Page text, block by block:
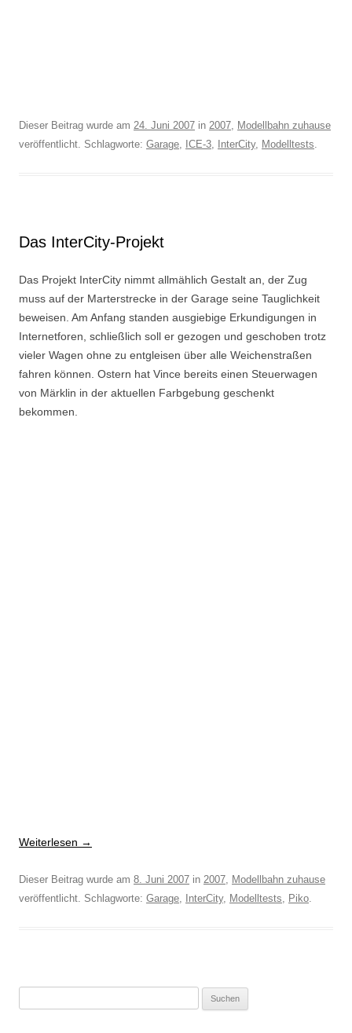
Dieser Beitrag wurde am 24. Juni 2007 in 2007, Modellbahn zuhause
veröffentlicht. Schlagworte: Garage, ICE-3, InterCity, Modelltests.
Das InterCity-Projekt
Das Projekt InterCity nimmt allmählich Gestalt an, der Zug
muss auf der Marterstrecke in der Garage seine Tauglichkeit
beweisen. Am Anfang standen ausgiebige Erkundigungen in
Internetforen, schließlich soll er gezogen und geschoben trotz
vieler Wagen ohne zu entgleisen über alle Weichenstraßen
fahren können. Ostern hat Vince bereits einen Steuerwagen
von Märklin in der aktuellen Farbgebung geschenkt
bekommen.
Weiterlesen →
Dieser Beitrag wurde am 8. Juni 2007 in 2007, Modellbahn zuhause
veröffentlicht. Schlagworte: Garage, InterCity, Modelltests, Piko.